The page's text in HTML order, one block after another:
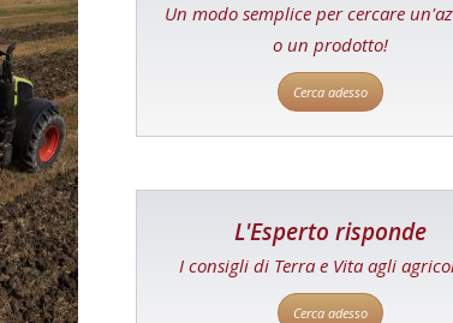
Un modo semplice per cercare
o un prodotto!
Cerca adesso
L'Esperto risponde
I consigli di Terra e Vita agli
Cerca adesso